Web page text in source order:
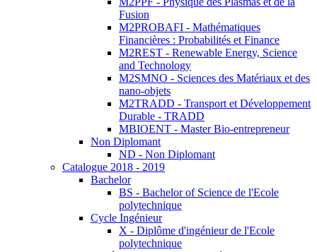
Fusion
M2PROBAFI - Mathématiques
Financières : Probabilités et Finance
M2REST - Renewable Energy, Science
and Technology
M2SMNO - Sciences des Matériaux et des
nano-objets
M2TRADD - Transport et Développement
Durable - TRADD
MBIOENT - Master Bio-entrepreneur
Non Diplomant
ND - Non Diplomant
Catalogue 2018 - 2019
Bachelor
BS - Bachelor of Science de l'Ecole
polytechnique
Cycle Ingénieur
X - Diplôme d'ingénieur de l'Ecole
polytechnique